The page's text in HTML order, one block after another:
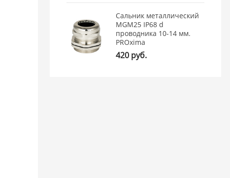
Сальник металлический
MGM25 IP68 d
проводника 10-14 мм.
PROxima
420 руб.